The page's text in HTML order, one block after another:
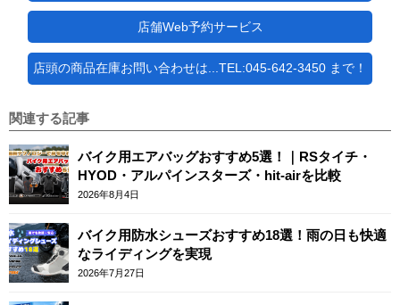
店舗Web予約サービス
店頭の商品在庫お問い合わせは...TEL:045-642-3450 まで！
関連する記事
バイク用エアバッグおすすめ5選！｜RSタイチ・
HYOD・アルパインスターズ・hit-airを比較
2026年8月4日
バイク用防水シューズおすすめ18選！雨の日も快適
なライディングを実現
2026年7月27日